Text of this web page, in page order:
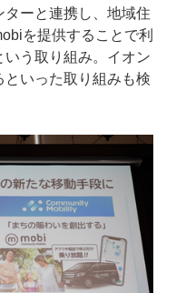
ーと連携し、地域住
を提供することで利
う取り組み。イオン
いった取り組みも検